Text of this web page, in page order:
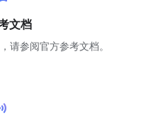
文档
请参阅官方参考文档。